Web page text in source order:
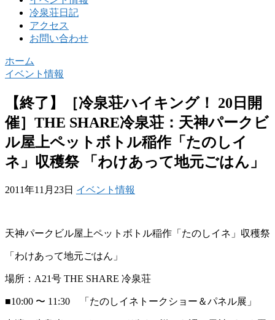
冷泉荘日記
アクセス
お問い合わせ
ホーム
イベント情報
【終了】［冷泉荘ハイキング！ 20日開
催］THE SHARE冷泉荘：天神パークビ
ル屋上ペットボトル稲作「たのしイ
ネ」収穫祭 「わけあって地元ごはん」
2011年11月23日 イベント情報
天神パークビル屋上ペットボトル稲作「たのしイネ」収穫祭
「わけあって地元ごはん」
場所：A21号 THE SHARE 冷泉荘
■10:00 〜 11:30 「たのしイネトークショー＆パネル展」